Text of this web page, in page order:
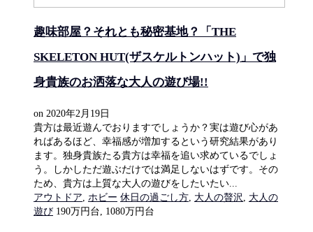
趣味部屋？それとも秘密基地？「THE
SKELETON HUT(ザスケルトンハット)」で独
身貴族のお洒落な大人の遊び場!!
on 2020年2月19日
貴方は最近遊んでおりますでしょうか？実は遊び心があ
ればあるほど、幸福感が増加するという研究結果があり
ます。独身貴族たる貴方は幸福を追い求めているでしょ
う。しかしただ遊ぶだけでは満足しないはずです。その
ため、貴方は上質な大人の遊びをしたいたい...
アウトドア, ホビー 休日の過ごし方, 大人の贅沢 , 大人の
遊び 190万円台, 1080万円台